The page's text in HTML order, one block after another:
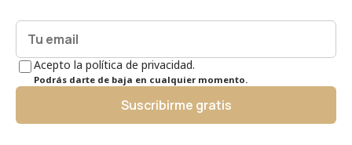
Acepto la política de privacidad.
Podrás darte de baja en cualquier momento.
Suscribirme gratis